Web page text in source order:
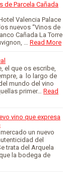
de Parcela Cañada
Valencia Palace
nuevos “Vinos de
Cañada La Torre
… Read More
el que os escribe,
a lo largo de
mundo del vino
primer… Read
vino que expresa
un nuevo
del
trata del Arquela
la bodega de